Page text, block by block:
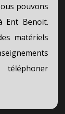
pouvons
Ent Benoit.
matériels